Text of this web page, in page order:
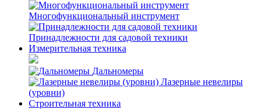
Многофункциональный инструмент
Принадлежности для садовой техники
Измерительная техника
Дальномеры
Лазерные невелиры
(уровни)
Строительная техника